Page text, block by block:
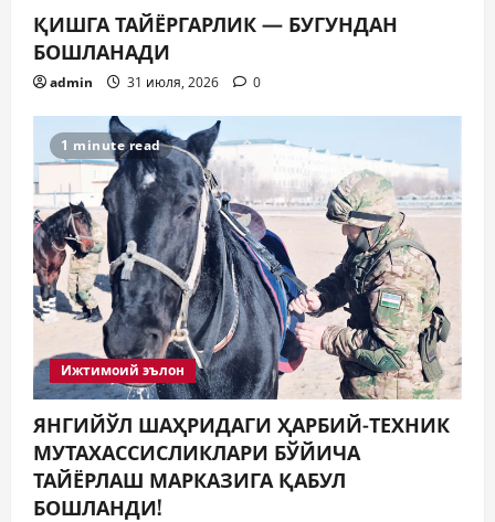
ҚИШГА ТАЙЁРГАРЛИК — БУГУНДАН
БОШЛАНАДИ
admin 31 июля, 2026 0
1 minute read
Ижтимоий эълон
ЯНГИЙЎЛ ШАҲРИДАГИ ҲАРБИЙ-ТЕХНИК
МУТАХАССИСЛИКЛАРИ БЎЙИЧА
ТАЙЁРЛАШ МАРКАЗИГА ҚАБУЛ
БОШЛАНДИ!